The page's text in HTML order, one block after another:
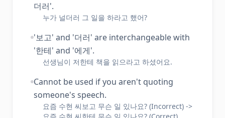
더러'.
누가 널더러 그 일을 하라고 했어?
'보고' and '더러' are interchangeable with
'한테' and '에게'.
선생님이 저한테 책을 읽으라고 하셨어요.
Cannot be used if you aren't quoting
someone's speech.
요즘 수현 씨보고 무슨 일 있나요? (Incorrect) ->